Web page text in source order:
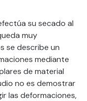
su secado al
muy
se describe un
mediante
de material
no es demostrar
las deformaciones,